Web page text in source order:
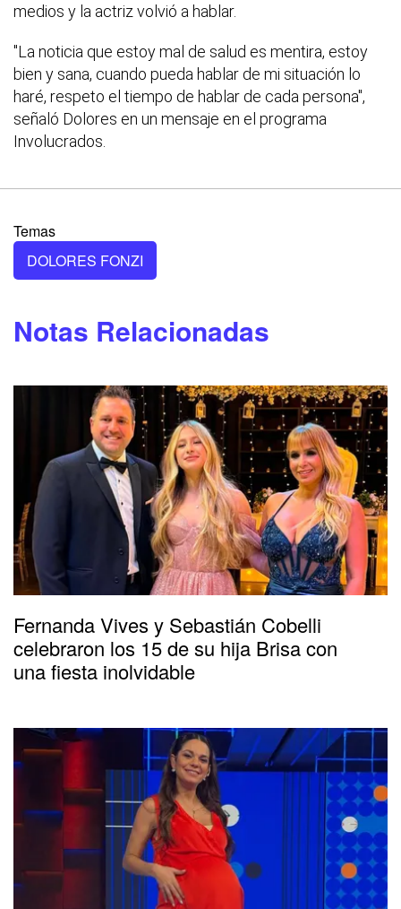
medios y la actriz volvió a hablar.
"La noticia que estoy mal de salud es mentira, estoy
bien y sana, cuando pueda hablar de mi situación lo
haré, respeto el tiempo de hablar de cada persona",
señaló Dolores en un mensaje en el programa
Involucrados.
Temas
DOLORES FONZI
Notas Relacionadas
Fernanda Vives y Sebastián Cobelli
celebraron los 15 de su hija Brisa con
una fiesta inolvidable